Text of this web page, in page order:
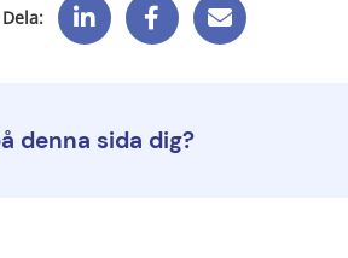
Dela:
denna sida dig?